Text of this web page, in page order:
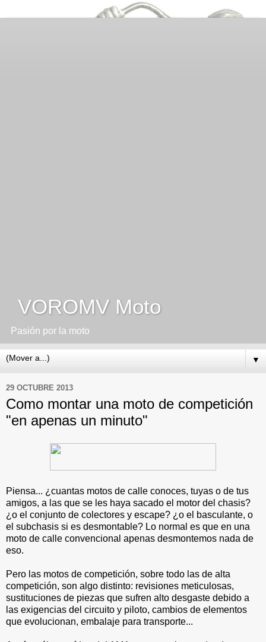
VOROMV Moto
Pasión por la moto
▼
29 OCTUBRE 2013
Como montar una moto de competición
"en apenas un minuto"
Piensa... ¿cuantas motos de calle conoces, tuyas o de tus
amigos, a las que se les haya sacado el motor del chasis?
¿o el conjunto de colectores y escape? ¿o el basculante, o
el subchasis si es desmontable? Lo normal es que en una
moto de calle convencional apenas desmontemos nada de
eso.
Pero las motos de competición, sobre todo las de alta
competición, son algo distinto: revisiones meticulosas,
sustituciones de piezas que sufren alto desgaste debido a
las exigencias del circuito y piloto, cambios de elementos
que evolucionan, embalaje para transporte...